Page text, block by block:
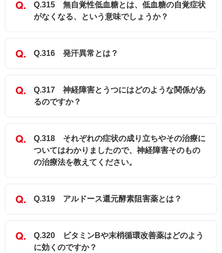
Q.315 無自覚性低血糖とは、低血糖の自覚症状
がなくなる、という意味でしょうか？
Q.316 発汗異常とは？
Q.317 神経障害とうつにはどのような関係があ
るのですか？
Q.318 それぞれの症状の成り立ちやその治療に
ついてはわかりましたので、神経障害そのもの
の治療法を教えてください。
Q.319 アルドース還元酵素阻害薬とは？
Q.320 ビタミンBや末梢循環改善薬はどのよう
に効くのですか？